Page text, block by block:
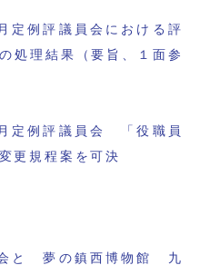
定例評議員会における評
処理結果（要旨、１面参
定例評議員会 「役職員
更規程案を可決
と 夢の鎮西博物館 九